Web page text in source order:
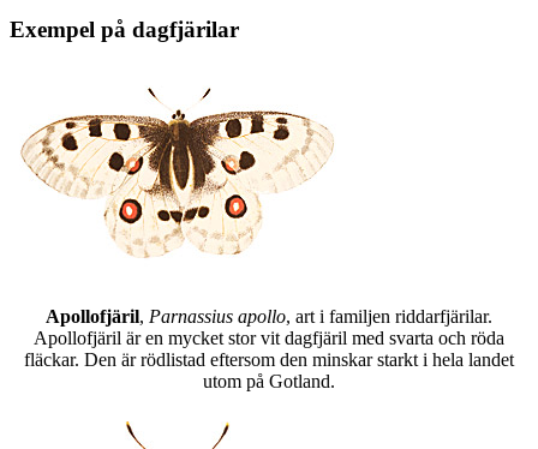
Exempel på dagfjärilar
Apollofjäril, Parnassius apollo, art i familjen riddarfjärilar.
Apollofjäril är en mycket stor vit dagfjäril med svarta och röda
fläckar. Den är rödlistad eftersom den minskar starkt i hela landet
utom på Gotland.